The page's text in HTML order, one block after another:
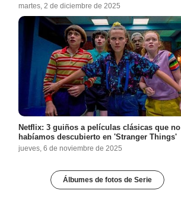
martes, 2 de diciembre de 2025
Netflix: 3 guiños a películas clásicas que no
habíamos descubierto en 'Stranger Things'
jueves, 6 de noviembre de 2025
Álbumes de fotos de Serie